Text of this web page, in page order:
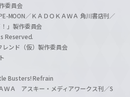
委員会
MOON／ＫＡＤＯＫＡＷＡ 角川書店刊／
」製作委員会
Reserved.
ンド（仮）製作委員会
Busters! Refrain
ＷＡ アスキー・メディアワークス刊／S